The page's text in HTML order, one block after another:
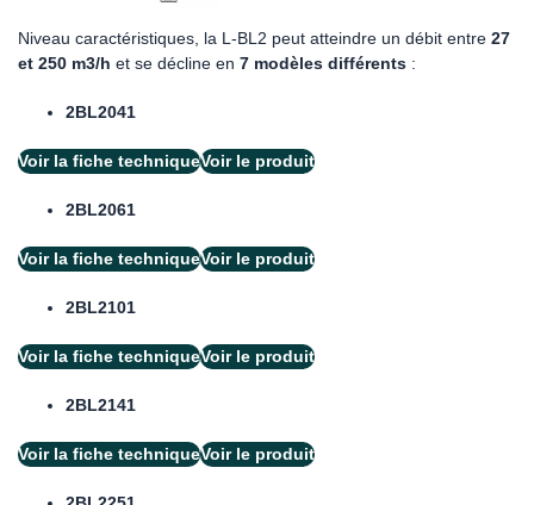
Niveau caractéristiques, la L-BL2 peut atteindre un débit entre 27
et 250 m3/h et se décline en 7 modèles différents :
2BL2041
Voir la fiche techniqueVoir le produit
2BL2061
Voir la fiche techniqueVoir le produit
2BL2101
Voir la fiche techniqueVoir le produit
2BL2141
Voir la fiche techniqueVoir le produit